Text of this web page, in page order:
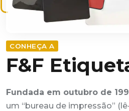
CONHEÇA A
F&F
Fundada em outubro de
um “bureau de impressão”